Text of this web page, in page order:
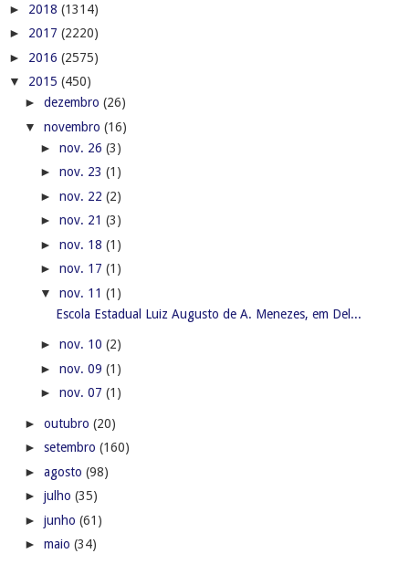
► 2018 (1314)
► 2017 (2220)
► 2016 (2575)
▼ 2015 (450)
► dezembro (26)
▼ novembro (16)
► nov. 26 (3)
► nov. 23 (1)
► nov. 22 (2)
► nov. 21 (3)
► nov. 18 (1)
► nov. 17 (1)
▼ nov. 11 (1)
Escola Estadual Luiz Augusto de A. Menezes, em Del...
► nov. 10 (2)
► nov. 09 (1)
► nov. 07 (1)
► outubro (20)
► setembro (160)
► agosto (98)
► julho (35)
► junho (61)
► maio (34)